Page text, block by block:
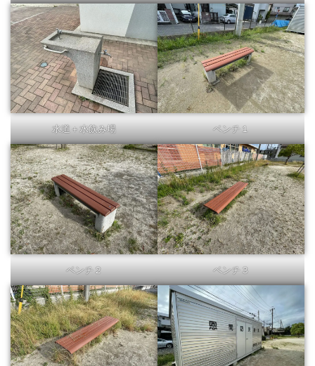
水道＋水飲み場 ベンチ１
ベンチ２ ベンチ３